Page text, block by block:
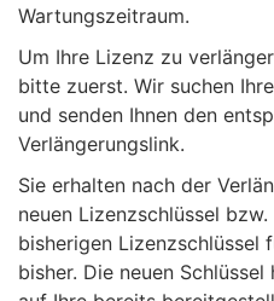
Wartungszeitraum.
Um Ihre Lizenz zu
bitte zuerst. Wir suchen
und senden Ihnen den
Verlängerungslink.
Sie erhalten nach der
neuen Lizenzschlüssel
bisherigen Lizenzschlüssel
bisher. Die neuen